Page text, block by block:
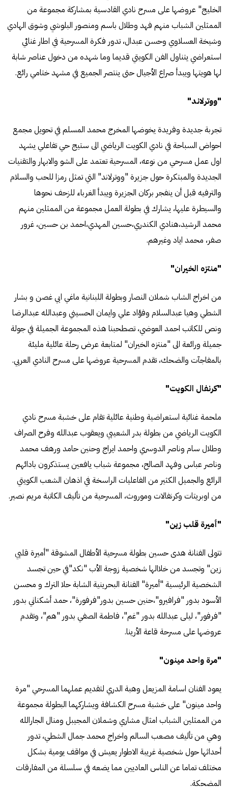
الخليج" عروضها على مسرح نادي القادسية بمشاركة مجموعة من
الممثلين الشباب منهم فهد وطلال باسم ومنصور البلوشي وشوق الهادي
وشيخة العسلاوي وحسن عبدال، تدور فكرة المسرحية في اطار غنائي
استعراضي يتناول الفن الكويتي قديما وما شهده من دخول عناصر شابة
لها هويتها ويبدأ صراع الأجيال حتى ينتصر الجميع في مشهد ختامي رائع.
"ووترلاند"
تجربة جديدة وفريدة يخوضها المخرج محمد المسلم في تحويل مجمع
احواض السباحة في نادي الكويت الرياضي الى ستيج حي تفاعلي يشهد
اول عمل مسرحي من نوعه، المسرحية تعتمد على الشو والابهار والتقنيات
الجديدة والمبتكرة حول جزيرة "ووترلاند" التي تمثل رمزا للحب والسلام
والترفيه قبل أن ينفجر بركان الجزيرة ويبدأ الغرباء للزحف نحوها
والسيطرة عليها، يشارك في بطولة العمل مجموعة من الممثلين منهم
محمد الرشيد،هنادي الكندري،حسين المهدي،احمد بن حسين، غرور
صفر، محمد اياد وغيرهم.
"منتزه الخيران"
من اخراج الشاب شملان النصار وبطولة اللبنانية ماغي ابي غصن و بشار
الشطي وهيا عبدالسلام وفؤاد علي وايمان الحسيني وعبدالله عبدالرضا
ونص للكاتب احمد العوضي، تصطحبنا هذه المجموعة الجميلة في جولة
جميلة ورائعة الى "منتزه الخيران" لمتابعة عرض رحلة عائلية مليئة
بالمفاجآت والضحك، تقدم المسرحية عروضها على مسرح النادي العربي.
"كرنفال الكويت"
ملحمة غنائية استعراضية وطنية عائلية تقام على خشبة مسرح نادي
الكويت الرياضي من بطولة بدر الشعيبي ويعقوب عبدالله وفرح الصراف
وطلال سام وناصر الدوسري واحمد ايراج وحنين حامد ورهف محمد
وناصر عباس وفهد الصالح، مجموعة شباب يافعين يستذكرون بادائهم
الرائع والجميل الكثير من الفاعليات الراسخة في اذهان الشعب الكويتي
من اوبريتات وكرنفالات وموروث، المسرحية من تأليف الكاتبة مريم نصير.
"أميرة قلب زين"
تتولى الفنانة هدى حسين بطولة مسرحية الأطفال المشوقة "أميرة قلبي
زين" وتجسد من خلاالها شخصية زوجة الأب "نكد"في حين تجسد
الشخصية الرئيسية "أميرة" الفنانة البحرينية الشابة حلا الترك و محسن
الأسود بدور "فرافيرو"،حنين حسين بدور"فرفورة"، حمد أشكناني بدور
"فرفور"، ليلى عبدالله بدور "غم"، فاطمة الصفي بدور "هم"، وتقدم
عروضها على مسرحة قاعة الأرينا.
"مرة واحد مينون"
يعود الفنان اسامة المزيعل وهبة الدري لتقديم عملهما المسرحي "مرة
واحد مينون" على خشبة مسرح الكشافة ويشاركهما البطولة مجموعة
من الممثلين الشباب امثال مشاري وشملان المجيبل ومنال الجارالله
وهي من تأليف مصعب السالم واخراج محمد جمال الشطي، تدور
أحداثها حول شخصية غريبة الاطوار يعيش في مواقف يومية بشكل
مختلف تماما عن الناس العاديين مما يضعه في سلسلة من المفارقات
المضحكة.